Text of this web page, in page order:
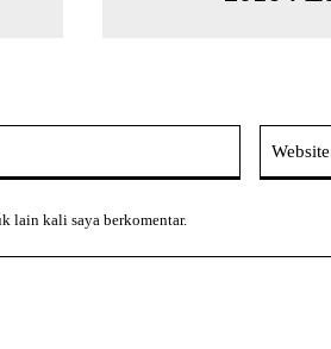
lain kali saya berkomentar.